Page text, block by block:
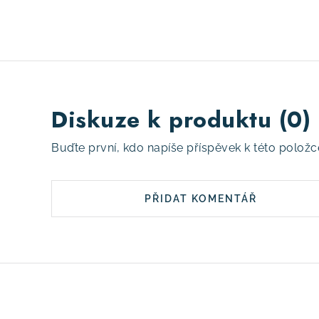
Diskuze k produktu (0)
Buďte první, kdo napíše příspěvek k této
PŘIDAT KOMENTÁŘ